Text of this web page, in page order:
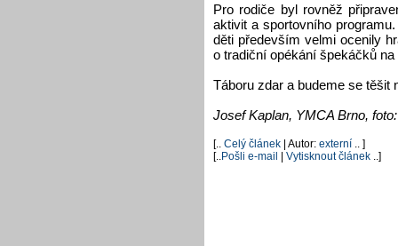
Pro rodiče byl rovněž
aktivit a sportovního
děti především velmi ocenily
o tradiční opékání špekáčků
Táboru zdar a budeme se těšit
Josef Kaplan, YMCA Brno,
[.. Celý článek | Autor: externí .. ]
[.. Pošli e-mail | Vytisknout článek ..]